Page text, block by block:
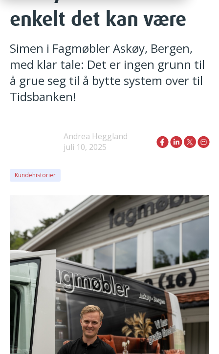
enkelt det kan være
Simen i Fagmøbler Askøy, Bergen,
med klar tale: Det er ingen grunn til
å grue seg til å bytte system over til
Tidsbanken!
Andrea Heggland
juli 10, 2025
Kundehistorier